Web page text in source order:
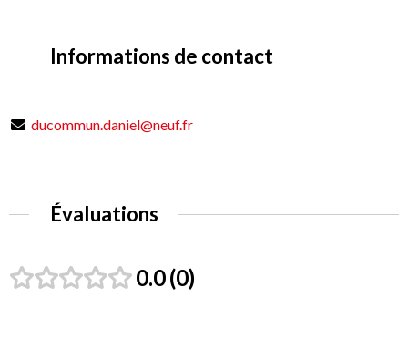
Informations de contact
ducommun.daniel@neuf.fr
Évaluations
0.0 0